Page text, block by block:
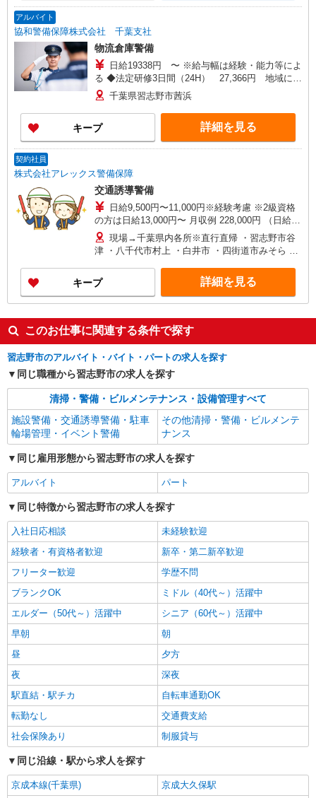
アルバイト
協和警備保障株式会社 千葉支社
物流倉庫警備
日給19338円 〜 ※給与幅は経験・能力等によ
る ◆法定研修3日間（24H） 27,366円 地域によ
り異なる（別途、現地研修・OJT有） ◆昇給あり
千葉県習志野市茜浜
キープ 詳細を見る
契約社員
株式会社アレックス警備保障
交通誘導警備
日給9,500円〜11,000円※経験考慮 ※2級資格
の方は日給13,000円〜 月収例 228,000円 （日給
9,500円×週6日×4週の場合）
現場→千葉県内各所※直行直帰 ・習志野市谷
津 ・八千代市村上 ・白井市 ・四街道市みそら ・
キープ 詳細を見る
このお仕事に関連する条件で探す
習志野市のアルバイト・バイト・パートの求人を探す
同じ職種から習志野市の求人を探す
清掃・警備・ビルメンテナンス・設備管理すべて
施設警備・交通誘導警備・駐車
輪場管理・イベント警備
その他清掃・警備・ビルメンテ
ナンス
同じ雇用形態から習志野市の求人を探す
アルバイト パート
同じ特徴から習志野市の求人を探す
入社日応相談
未経験歓迎
経験者・有資格者歓迎
新卒・第二新卒歓迎
フリーター歓迎
学歴不問
ブランクOK
ミドル（40代～）活躍中
エルダー（50代～）活躍中
シニア（60代～）活躍中
早朝
朝
昼
夕方
夜
深夜
駅直結・駅チカ
自転車通勤OK
転勤なし
交通費支給
社会保険あり
制服貸与
同じ沿線・駅から求人を探す
京成本線(千葉県)
京成大久保駅